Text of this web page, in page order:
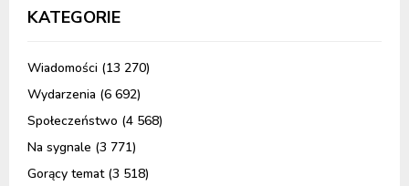
KATEGORIE
Wiadomości (13 270)
Wydarzenia (6 692)
Społeczeństwo (4 568)
Na sygnale (3 771)
Gorący temat(3 518)